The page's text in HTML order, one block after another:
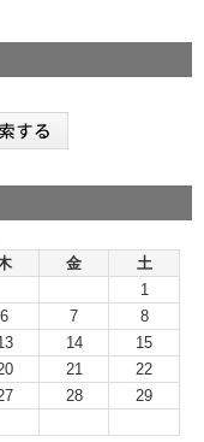
金
土
1
6 7
8
14
15
21
22
28
29